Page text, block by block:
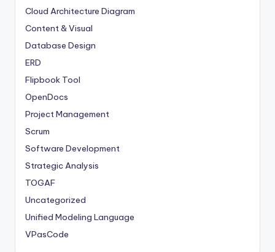
Cloud Architecture Diagram
Content & Visual
Database Design
ERD
Flipbook Tool
OpenDocs
Project Management
Scrum
Software Development
Strategic Analysis
TOGAF
Uncategorized
Unified Modeling Language
VPasCode